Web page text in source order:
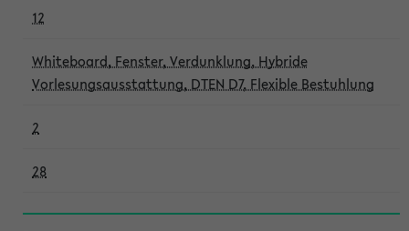
12
Whiteboard, Fenster, Verdunklung, Hybride
Vorlesungsausstattung, DTEN D7, Flexible Bestuhlung
2
28